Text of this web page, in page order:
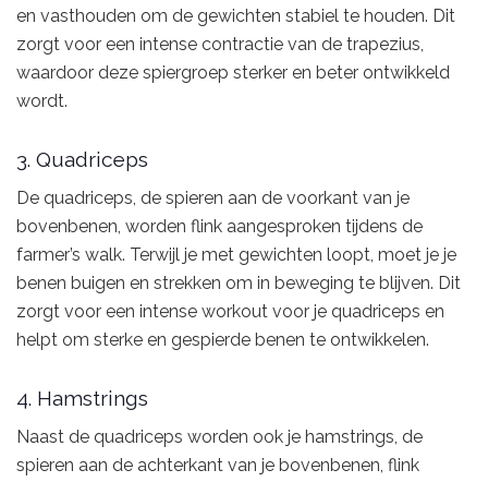
en vasthouden om de gewichten stabiel te houden. Dit
zorgt voor een intense contractie van de trapezius,
waardoor deze spiergroep sterker en beter ontwikkeld
wordt.
3. Quadriceps
De quadriceps, de spieren aan de voorkant van je
bovenbenen, worden flink aangesproken tijdens de
farmer’s walk. Terwijl je met gewichten loopt, moet je je
benen buigen en strekken om in beweging te blijven. Dit
zorgt voor een intense workout voor je quadriceps en
helpt om sterke en gespierde benen te ontwikkelen.
4. Hamstrings
Naast de quadriceps worden ook je hamstrings, de
spieren aan de achterkant van je bovenbenen, flink